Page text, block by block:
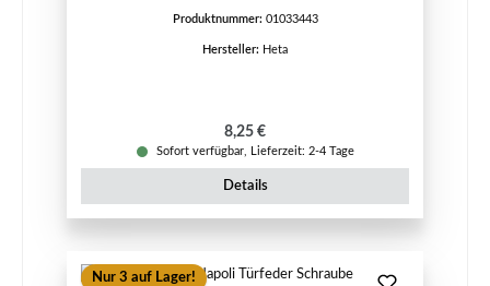
Produktnummer: 01033443
Hersteller: Heta
Regulärer Preis:
8,25 €
Sofort verfügbar, Lieferzeit: 2-4 Tage
Details
Nur 3 auf Lager!